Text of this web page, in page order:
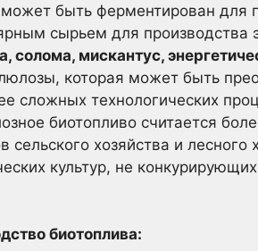
быть ферментирован для
сырьем для производства
солома, мискантус,
которая может быть
сложных технологических
биотопливо считается
хозяйства и лесного
культур, не
биотоплива: